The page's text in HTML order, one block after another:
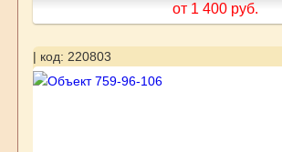
от 1 400 руб.
| код: 220803